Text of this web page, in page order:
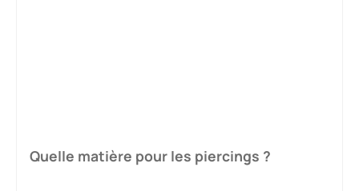
Quelle matière pour les piercings ?